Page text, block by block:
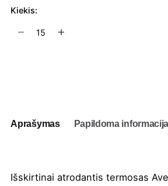
Kiekis:
produkto
Aprašymas Papildoma informacija
Išskirtinai atrodantis termosas